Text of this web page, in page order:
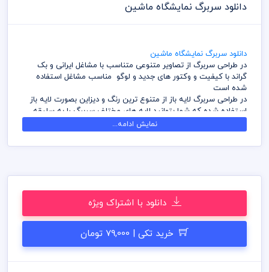
دانلود با اشتراک ویژه
خرید تکی | 79,000 تومان
دانلود سربرگ نمایشگاه ماشین
دانلود سربرگ نمایشگاه ماشین
در طراحی سربرگ از تصاویر متنوعی متناسب با مشاغل ایرانی و بک
گراند با کیفیت و وکتور های جدید و لوگو مناسب مشاغل استفاده
شده است
در طراحی سربرگ لایه باز از متنوع ترین رنگ و دیزاین بصورت لایه باز
استفاده شده که شما بتوانید لایه های مختلف سربرگ را به سلیقه
کامل ترین آرشیو لایه باز سربرگ که می توانید با خیالی راحت با تهیه
بسته های اشتراک ویژه به هزاران طرح لایه باز دسترسی و دانلود
باشد
کلیه طراحی های سربرگ بصورت لایه باز و با فرمت فتوشاپ می باشد
که می توانید جهت ویرایش از نرم افزار فتوشاپ استفاده نمائید
شما می توانید چاپ سربرگ های موجود در وب سایت میهن پی اس
دی را نزد چاپخانه مجموعه چاپ و در سراسر کشور دریافت نمائید
برای دانلود سربرگ و طرح لایه باز به صورت به صرفه می توانید از
نمایش ادامه...